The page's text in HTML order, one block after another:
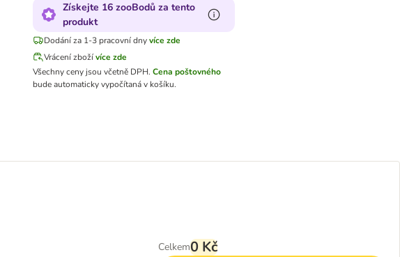
Získejte 16 zooBodů za tento
produkt
Dodání za 1-3 pracovní dny více zde
Vrácení zbožívíce zde
Všechny ceny jsou včetně DPH. Cena poštovného
bude automaticky vypočítaná v košíku.
Celkem0 Kč